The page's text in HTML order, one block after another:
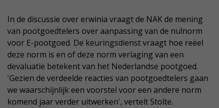
In de discussie over erwinia vraagt de NAK de mening
van pootgoedtelers over aanpassing van de nulnorm
voor E-pootgoed. De keuringsdienst vraagt hoe reëel
deze norm is en of deze norm verlaging van een
devaluatie betekent van het Nederlandse pootgoed.
'Gezien de verdeelde reacties van pootgoedtelers gaan
we waarschijnlijk een voorstel voor een andere norm
komend jaar verder uitwerken', vertelt Stolte.